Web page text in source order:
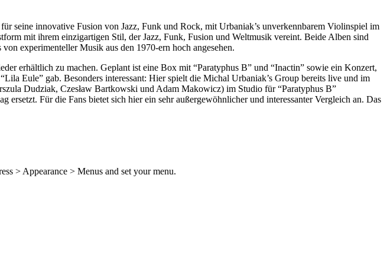
seine innovative Fusion von Jazz, Funk und Rock, mit Urbaniak’s unverkennbarem Violinspiel im
mit ihrem einzigartigen Stil, der Jazz, Funk, Fusion und Weltmusik vereint. Beide Alben sind
experimenteller Musik aus den 1970-ern hoch angesehen.
erhältlich zu machen. Geplant ist eine Box mit “Paratyphus B” und “Inactin” sowie ein Konzert,
Eule” gab. Besonders interessant: Hier spielt die Michal Urbaniak’s Group bereits live und im
Dudziak, Czesław Bartkowski und Adam Makowicz) im Studio für “Paratyphus B”
Für die Fans bietet sich hier ein sehr außergewöhnlicher und interessanter Vergleich an. Das
> Appearance > Menus and set your menu.